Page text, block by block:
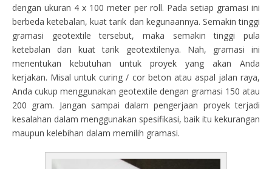
dengan ukuran 4 x 100 meter per roll. Pada setiap gramasi ini
berbeda ketebalan, kuat tarik dan kegunaannya. Semakin tinggi
gramasi geotextile tersebut, maka semakin tinggi pula
ketebalan dan kuat tarik geotextilenya. Nah, gramasi ini
menentukan kebutuhan untuk proyek yang akan Anda
kerjakan. Misal untuk curing / cor beton atau aspal jalan raya,
Anda cukup menggunakan geotextile dengan gramasi 150 atau
200 gram. Jangan sampai dalam pengerjaan proyek terjadi
kesalahan dalam menggunakan spesifikasi, baik itu kekurangan
maupun kelebihan dalam memilih gramasi.